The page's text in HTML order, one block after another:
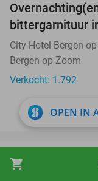
shopping_cart
bittergarnituur
City Hotel Bergen
Bergen op Zoom
Verkocht: 1.792
Rondvaart (75
OPEN IN